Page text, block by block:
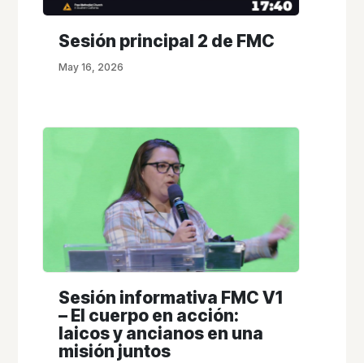
Sesión principal 2 de FMC
May 16, 2026
Sesión informativa FMC V1
– El cuerpo en acción:
laicos y ancianos en una
misión juntos